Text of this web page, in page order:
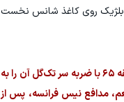
بلژیک روی کاغذ شانس نخست
مصر پیش از اعلام فهرست نهایی، در دیداری دوستانه با یک گل روسیه را شکست داد؛ مسابقه‌ای که مصطفی زیکو در دقیقه ۶۵ با ضربه سر تک‌گل آن را به
مدافع نیس فرانسه، پس از